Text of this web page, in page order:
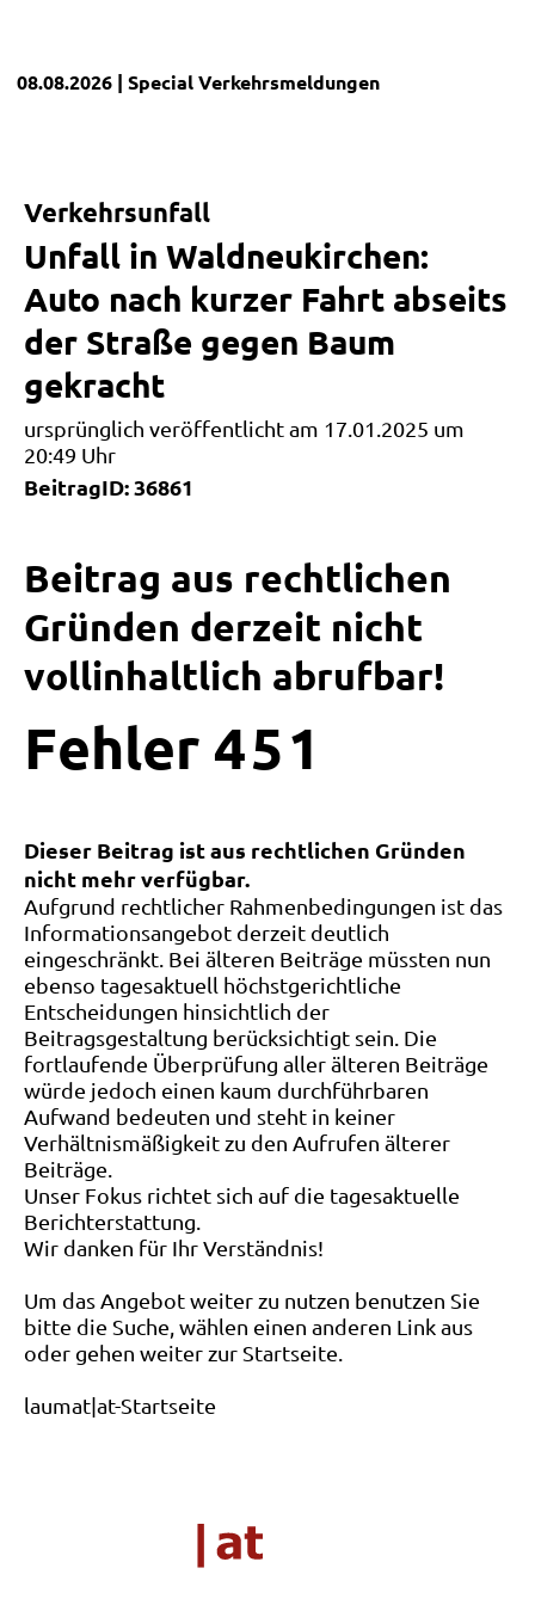
08.08.2026 | SpecialVerkehrsmeldungen
Verkehrsunfall
Unfall in Waldneukirchen:
Auto nach kurzer Fahrt abseits
der Straße gegen Baum
gekracht
ursprünglich veröffentlicht am 17.01.2025 um
20:49 Uhr
BeitragID: 36861
Beitrag aus rechtlichen
Gründen derzeit nicht
vollinhaltlich abrufbar!
Fehler 4 5 1
Dieser Beitrag ist aus rechtlichen Gründen
nicht mehr verfügbar.
Aufgrund rechtlicher Rahmenbedingungen ist das
Informationsangebot derzeit deutlich
eingeschränkt. Bei älteren Beiträge müssten nun
ebenso tagesaktuell höchstgerichtliche
Entscheidungen hinsichtlich der
Beitragsgestaltung berücksichtigt sein. Die
fortlaufende Überprüfung aller älteren Beiträge
würde jedoch einen kaum durchführbaren
Aufwand bedeuten und steht in keiner
Verhältnismäßigkeit zu den Aufrufen älterer
Beiträge.
Unser Fokus richtet sich auf die tagesaktuelle
Berichterstattung.
Wir danken für Ihr Verständnis!
Um das Angebot weiter zu nutzen benutzen Sie
bitte die Suche, wählen einen anderen Link aus
oder gehen weiter zur Startseite.
laumat|at-Startseite